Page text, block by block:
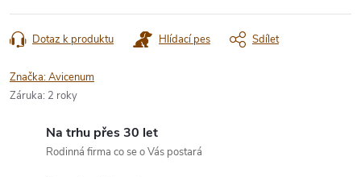
Dotaz k produktu Hlídací pes Sdílet
Značka:Avicenum
Záruka: 2 roky
Na trhu přes 30 let
Rodinná firma co se o Vás postará